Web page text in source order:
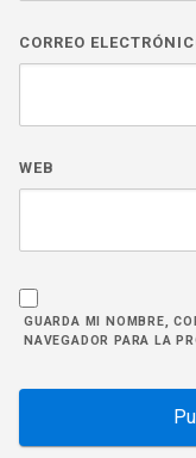
CORREO
WEB
GUARDA MI NOMBRE,
NAVEGADOR PARA LA